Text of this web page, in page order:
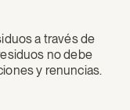
a través de
no debe
y renuncias.